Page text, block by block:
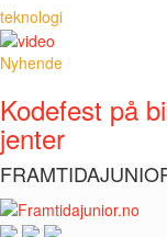
teknologi
Nyhende
Kodefest på
jenter